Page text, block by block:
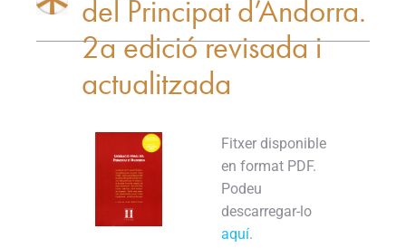
del Principat d’Andorra.
2a edició revisada i
actualitzada
Fitxer disponible
en format PDF.
Podeu
descarregar-lo
aquí.